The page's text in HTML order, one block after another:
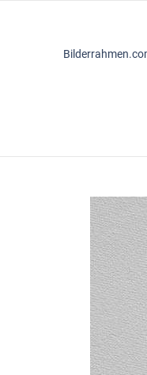
Service